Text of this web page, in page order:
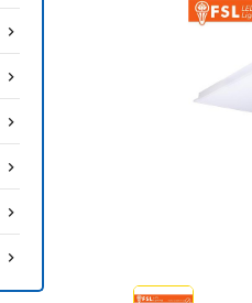





